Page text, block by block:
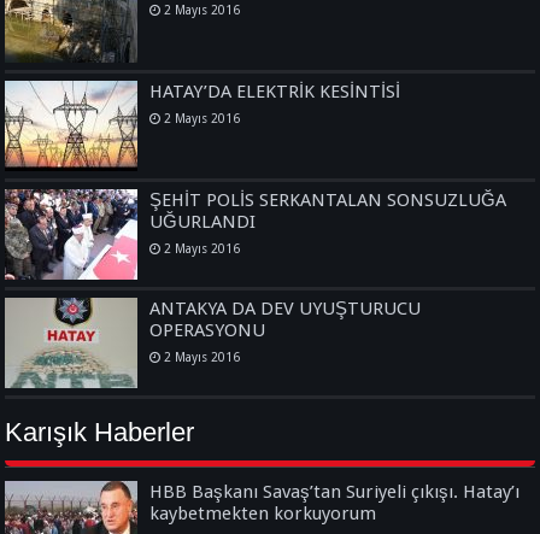
2 Mayıs 2016
HATAY’DA ELEKTRİK KESİNTİSİ
2 Mayıs 2016
ŞEHİT POLİS SERKANTALAN SONSUZLUĞA
UĞURLANDI
2 Mayıs 2016
ANTAKYA DA DEV UYUŞTURUCU
OPERASYONU
2 Mayıs 2016
Karışık Haberler
HBB Başkanı Savaş’tan Suriyeli çıkışı. Hatay’ı
kaybetmekten korkuyorum